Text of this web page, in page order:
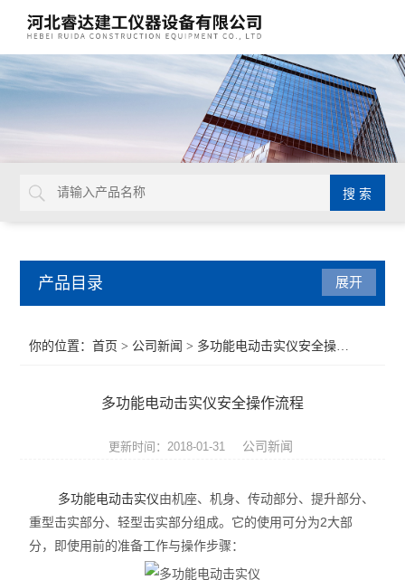
产品目录
沥青试验仪器
砂浆试验仪器
展开
你的位置：首页 > 公司新闻 > 多功能电动击实仪安全操作流程
多功能电动击实仪安全操作流程
更新时间：2018-01-31 公司新闻
多功能电动击实仪由机座、机身、传动部分、提升部分、
重型击实部分、轻型击实部分组成。它的使用可分为2大部
分，即使用前的准备工作与操作步骤：